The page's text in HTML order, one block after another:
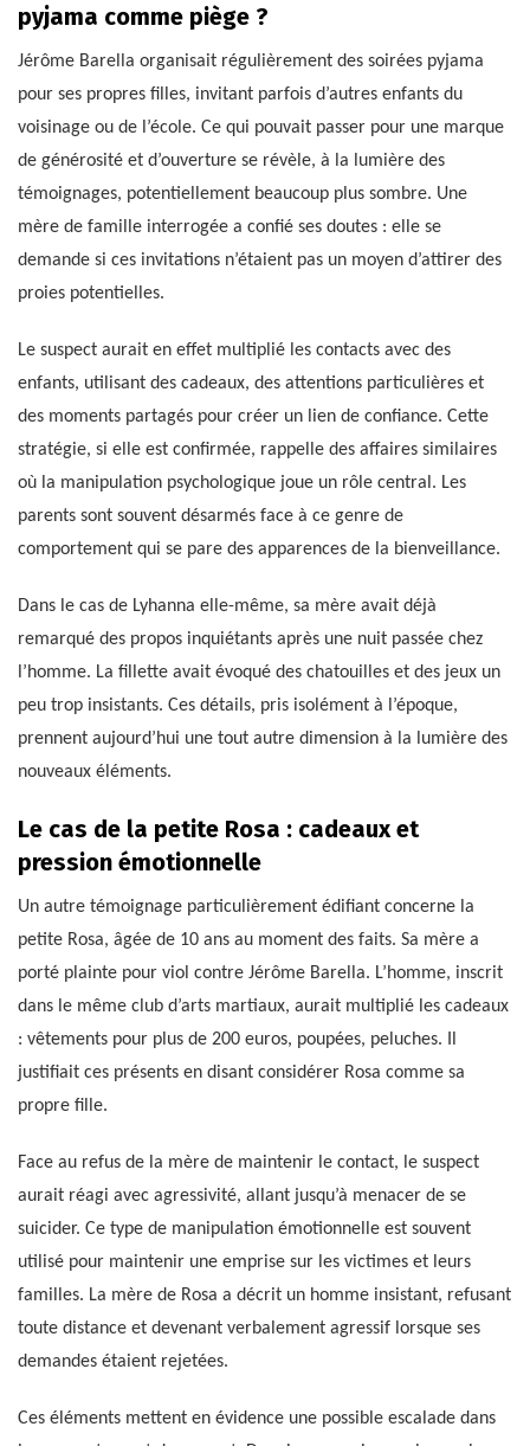
pyjama comme piège ?
Jérôme Barella organisait régulièrement des soirées pyjama
pour ses propres filles, invitant parfois d’autres enfants du
voisinage ou de l’école. Ce qui pouvait passer pour une marque
de générosité et d’ouverture se révèle, à la lumière des
témoignages, potentiellement beaucoup plus sombre. Une
mère de famille interrogée a confié ses doutes : elle se
demande si ces invitations n’étaient pas un moyen d’attirer des
proies potentielles.
Le suspect aurait en effet multiplié les contacts avec des
enfants, utilisant des cadeaux, des attentions particulières et
des moments partagés pour créer un lien de confiance. Cette
stratégie, si elle est confirmée, rappelle des affaires similaires
où la manipulation psychologique joue un rôle central. Les
parents sont souvent désarmés face à ce genre de
comportement qui se pare des apparences de la bienveillance.
Dans le cas de Lyhanna elle-même, sa mère avait déjà
remarqué des propos inquiétants après une nuit passée chez
l’homme. La fillette avait évoqué des chatouilles et des jeux un
peu trop insistants. Ces détails, pris isolément à l’époque,
prennent aujourd’hui une tout autre dimension à la lumière des
nouveaux éléments.
Le cas de la petite Rosa : cadeaux et
pression émotionnelle
Un autre témoignage particulièrement édifiant concerne la
petite Rosa, âgée de 10 ans au moment des faits. Sa mère a
porté plainte pour viol contre Jérôme Barella. L’homme, inscrit
dans le même club d’arts martiaux, aurait multiplié les cadeaux
: vêtements pour plus de 200 euros, poupées, peluches. Il
justifiait ces présents en disant considérer Rosa comme sa
propre fille.
Face au refus de la mère de maintenir le contact, le suspect
aurait réagi avec agressivité, allant jusqu’à menacer de se
suicider. Ce type de manipulation émotionnelle est souvent
utilisé pour maintenir une emprise sur les victimes et leurs
familles. La mère de Rosa a décrit un homme insistant, refusant
toute distance et devenant verbalement agressif lorsque ses
demandes étaient rejetées.
Ces éléments mettent en évidence une possible escalade dans